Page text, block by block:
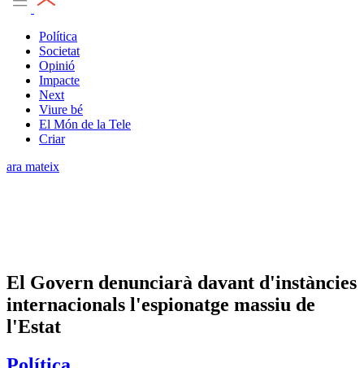
Política
Societat
Opinió
Impacte
Next
Viure bé
El Món de la Tele
Criar
ara mateix
El Govern denunciarà davant d'instàncies
internacionals l'espionatge massiu de
l'Estat